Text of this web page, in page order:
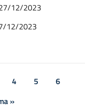
12/2023
12/2023
Pagina
4 Pagina
5 Pagina
6
pagina
»